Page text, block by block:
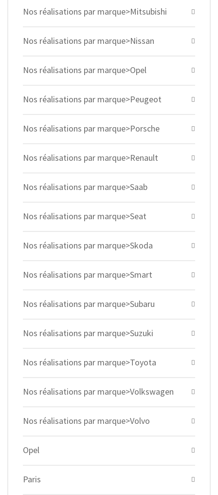
Nos réalisations par marque>Mitsubishi
Nos réalisations par marque>Nissan
Nos réalisations par marque>Opel
Nos réalisations par marque>Peugeot
Nos réalisations par marque>Porsche
Nos réalisations par marque>Renault
Nos réalisations par marque>Saab
Nos réalisations par marque>Seat
Nos réalisations par marque>Skoda
Nos réalisations par marque>Smart
Nos réalisations par marque>Subaru
Nos réalisations par marque>Suzuki
Nos réalisations par marque>Toyota
Nos réalisations par marque>Volkswagen
Nos réalisations par marque>Volvo
Opel
Paris